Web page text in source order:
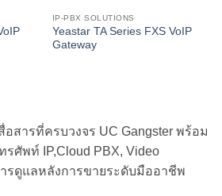
IP-PBX SOLUTIONS
Yeastar TA Series FXS VoIP
Gateway
สารที่ครบวงจร UC Gangster พร้อม
ศัพท์ IP,Cloud PBX, Video
รดูแลหลังการขายระดับมืออาชีพ